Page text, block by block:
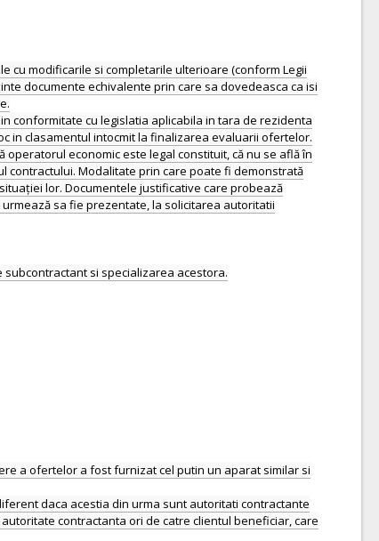
cu modificarile si completarile ulterioare (conform Legii
documente echivalente prin care sa dovedeasca ca isi
conformitate cu legislatia aplicabila in tara de rezidenta
in clasamentul intocmit la finalizarea evaluarii ofertelor.
economic este legal constituit, că nu se află în
contractului. Modalitate prin care poate fi demonstrată
lor. Documentele justificative care probează
sa fie prezentate, la solicitarea autoritatii
si specializarea acestora.
a ofertelor a fost furnizat cel putin un aparat similar si
daca acestia din urma sunt autoritati contractante
contractanta ori de catre clientul beneficiar, care